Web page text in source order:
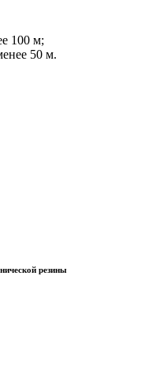
100 м;
50 м.
резины